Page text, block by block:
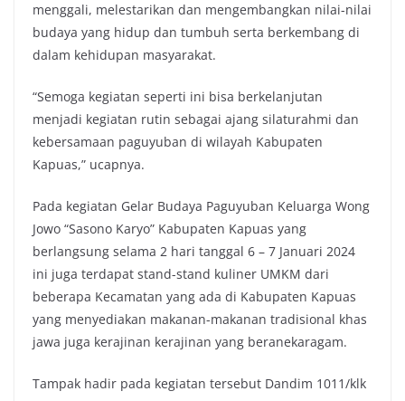
menggali, melestarikan dan mengembangkan nilai-nilai
budaya yang hidup dan tumbuh serta berkembang di
dalam kehidupan masyarakat.
“Semoga kegiatan seperti ini bisa berkelanjutan
menjadi kegiatan rutin sebagai ajang silaturahmi dan
kebersamaan paguyuban di wilayah Kabupaten
Kapuas,” ucapnya.
Pada kegiatan Gelar Budaya Paguyuban Keluarga Wong
Jowo “Sasono Karyo” Kabupaten Kapuas yang
berlangsung selama 2 hari tanggal 6 – 7 Januari 2024
ini juga terdapat stand-stand kuliner UMKM dari
beberapa Kecamatan yang ada di Kabupaten Kapuas
yang menyediakan makanan-makanan tradisional khas
jawa juga kerajinan kerajinan yang beranekaragam.
Tampak hadir pada kegiatan tersebut Dandim 1011/klk